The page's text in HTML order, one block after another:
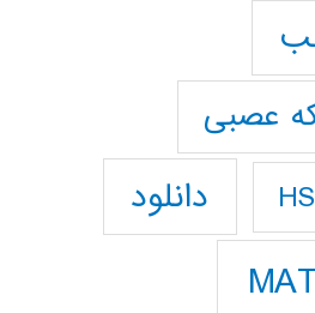
عصبی
دانلود